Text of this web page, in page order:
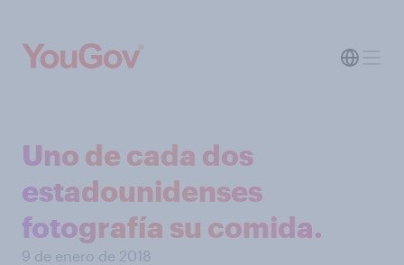
Uno de cada dos
estadounidenses
fotografía su comida.
9 de enero de 2018